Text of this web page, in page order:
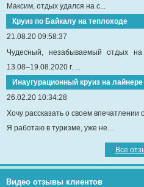
Максим, отдых удался на с...
Круиз по Байкалу на теплоходе
21.08.20 09:58:37
Чудесный, незабываемый отдых
13.08–19.08.2020 г. ...
Инаугурационный круиз на
26.02.20 10:34:28
Хочу рассказать о своем
Я работаю в туризме, уже не...
Все
Видео отзывы клиентов